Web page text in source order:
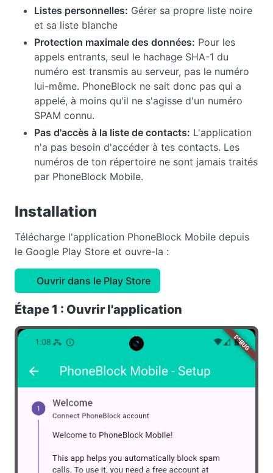
Listes personnelles: Gérer sa propre liste noire
et sa liste blanche
Protection maximale des données: Pour les
appels entrants, seul le hachage SHA-1 du
numéro est transmis au serveur, pas le numéro
lui-même. PhoneBlock ne sait donc pas qui a
appelé, à moins qu'il ne s'agisse d'un numéro
SPAM connu.
Pas d'accès à la liste de contacts: L'application
n'a pas besoin d'accéder à tes contacts. Les
numéros de ton répertoire ne sont jamais traités
par PhoneBlock Mobile.
Installation
Télécharge l'application PhoneBlock Mobile depuis
le Google Play Store et ouvre-la :
Ouvrir dans le Play Store
Étape 1 : Ouvrir l'application